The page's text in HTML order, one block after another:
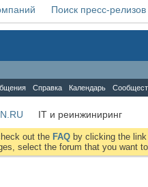
Поиск пресс-релизов
Справка Календарь
IT и реинжиниринг
out the FAQ by clicking the
select the forum that you want